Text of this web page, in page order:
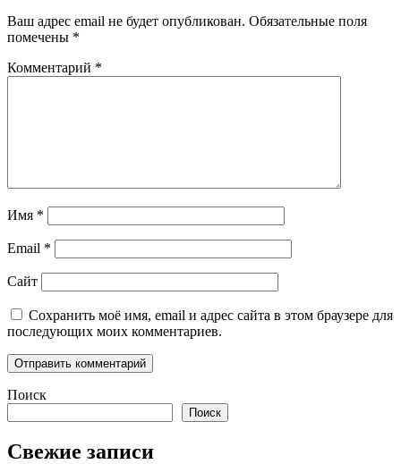
Ваш адрес email не будет опубликован. Обязательные поля
помечены *
Комментарий *
Имя *
Email *
Сайт
Сохранить моё имя, email и адрес сайта в этом браузере для
последующих моих комментариев.
Поиск
Поиск
Свежие записи